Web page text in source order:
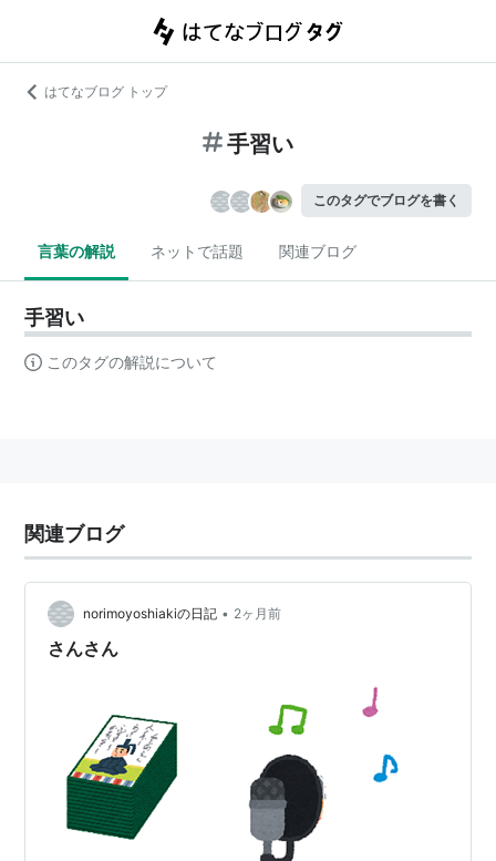
はてなブログ トップ
手習い
このタグでブログを書く
言葉の解説 ネットで話題 関連ブログ
手習い
このタグの解説について
関連ブログ
norimoyoshiakiの日記 • 2ヶ月前
さんさん